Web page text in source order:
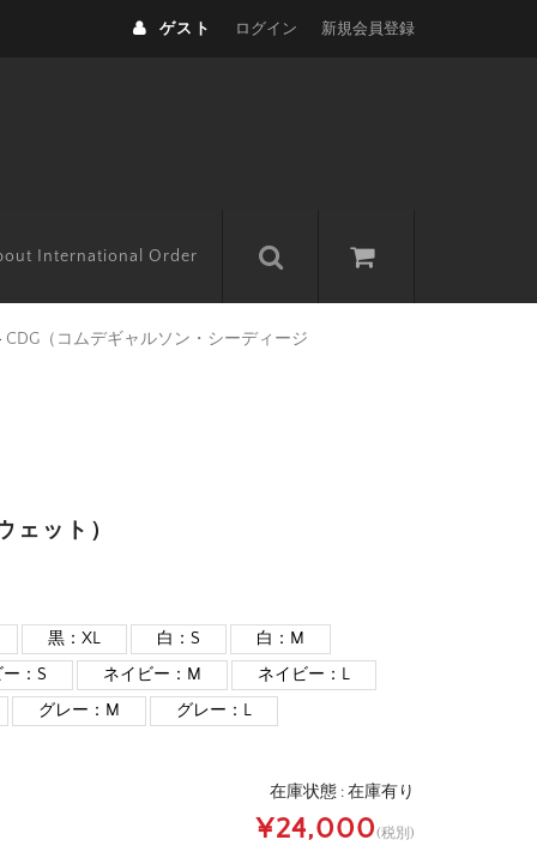
ゲスト ログイン 新規会員登録
International Order
CDG（コムデギャルソン・シーディージ
ェット）
黒：XL 白：S
白：M
：S ネイビー：M
ネイビー：L
グレー：M
グレー：L
在庫状態 :在庫有り
¥24,000(税別)